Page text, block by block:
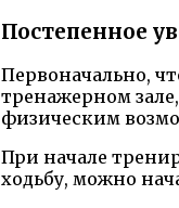
Постепенное
Первоначально,
тренажерном
физическим
При начале
ходьбу, можно